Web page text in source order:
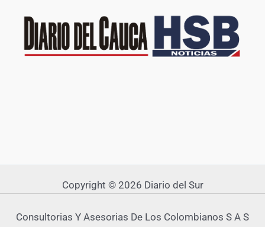
Copyright © 2026 Diario del Sur
Consultorias Y Asesorias De Los Colombianos S A S